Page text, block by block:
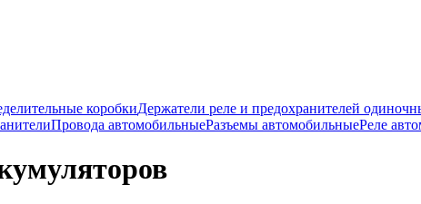
коробкиДержатели реле и предохранителей
Провода автомобильныеРазъемы автомобильныеРеле